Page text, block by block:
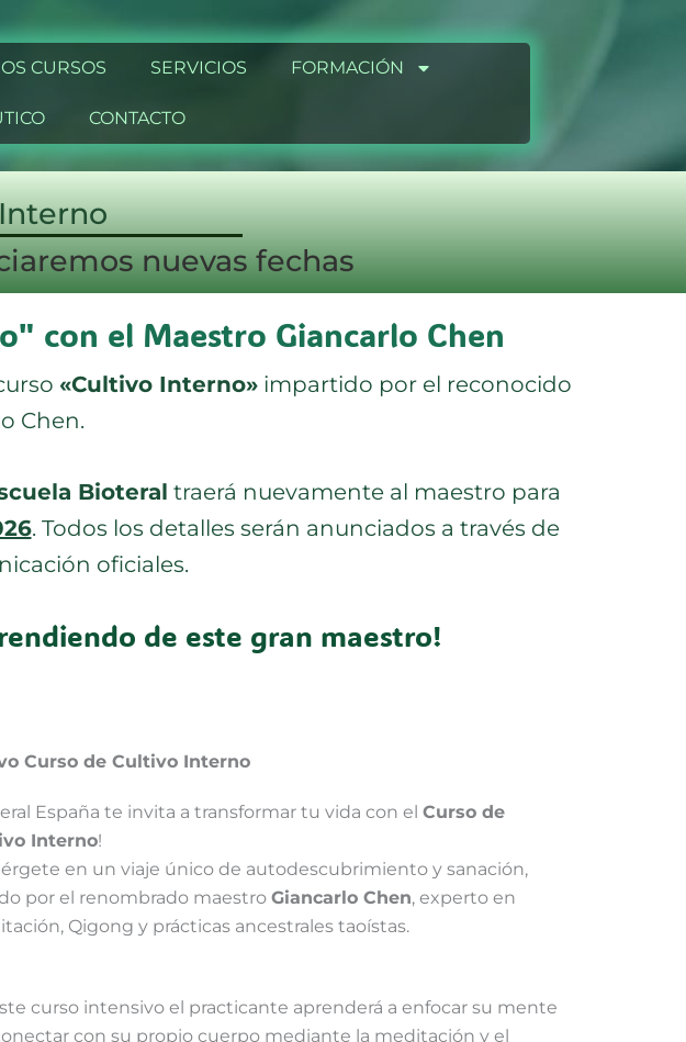
CURSOS SERVICIOS FORMACIÓN
CONTACTO
nuevas fechas
con el Maestro Giancarlo Chen
«Cultivo Interno» impartido por el reconocido
Chen.
Bioteral traerá nuevamente al maestro para
. Todos los detalles serán anunciados a través de
oficiales.
de este gran maestro!
Curso de Cultivo Interno
España te invita a transformar tu vida con el Curso de
Interno!
en un viaje único de autodescubrimiento y sanación,
por el renombrado maestro Giancarlo Chen, experto en
Qigong y prácticas ancestrales taoístas.
curso intensivo el practicante aprenderá a enfocar su mente
con su propio cuerpo mediante la meditación y el